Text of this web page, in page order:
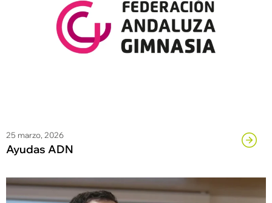
25 marzo, 2026
Ayudas ADN